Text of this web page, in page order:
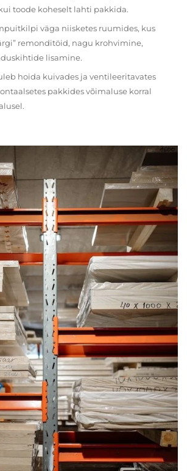
toode koheselt lahti pakkida.
väga niisketes ruumides, kus
remonditöid, nagu krohvimine,
lisamine.
hoida kuivades ja ventileeritavates
pakkides võimaluse korral